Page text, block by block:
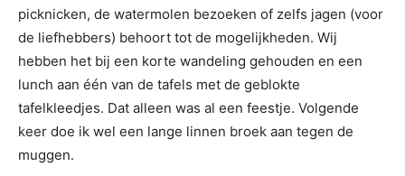
picknicken, de watermolen bezoeken of zelfs jagen (voor
de liefhebbers) behoort tot de mogelijkheden. Wij
hebben het bij een korte wandeling gehouden en een
lunch aan één van de tafels met de geblokte
tafelkleedjes. Dat alleen was al een feestje. Volgende
keer doe ik wel een lange linnen broek aan tegen de
muggen.